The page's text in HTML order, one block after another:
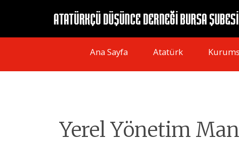
Ana Sayfa Atatürk
Yerel Yönetim